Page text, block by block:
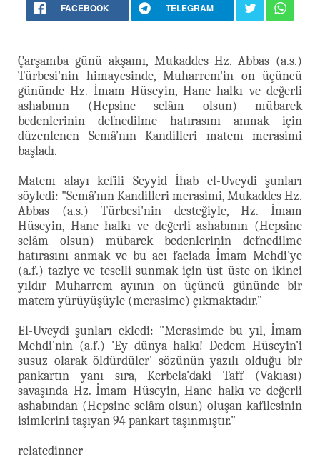
FACEBOOK TELEGRAM
Çarşamba günü akşamı, Mukaddes Hz. Abbas (a.s.)
Türbesi'nin himayesinde, Muharrem'in on üçüncü
gününde Hz. İmam Hüseyin, Hane halkı ve değerli
ashabının (Hepsine selâm olsun) mübarek
bedenlerinin defnedilme hatırasını anmak için
düzenlenen Semâ’nın Kandilleri matem merasimi
başladı.
Matem alayı kefili Seyyid İhab el-Uveydi şunları
söyledi: "Semâ’nın Kandilleri merasimi, Mukaddes Hz.
Abbas (a.s.) Türbesi'nin desteğiyle, Hz. İmam
Hüseyin, Hane halkı ve değerli ashabının (Hepsine
selâm olsun) mübarek bedenlerinin defnedilme
hatırasını anmak ve bu acı faciada İmam Mehdi'ye
(a.f.) taziye ve teselli sunmak için üst üste on ikinci
yıldır Muharrem ayının on üçüncü gününde bir
matem yürüyüşüyle (merasime) çıkmaktadır.”
El-Uveydi şunları ekledi: "Merasimde bu yıl, İmam
Mehdi'nin (a.f.) 'Ey dünya halkı! Dedem Hüseyin'i
susuz olarak öldürdüler' sözünün yazılı olduğu bir
pankartın yanı sıra, Kerbela'daki Taff (Vakıası)
savaşında Hz. İmam Hüseyin, Hane halkı ve değerli
ashabından (Hepsine selâm olsun) oluşan kafilesinin
isimlerini taşıyan 94 pankart taşınmıştır.”
relatedinner